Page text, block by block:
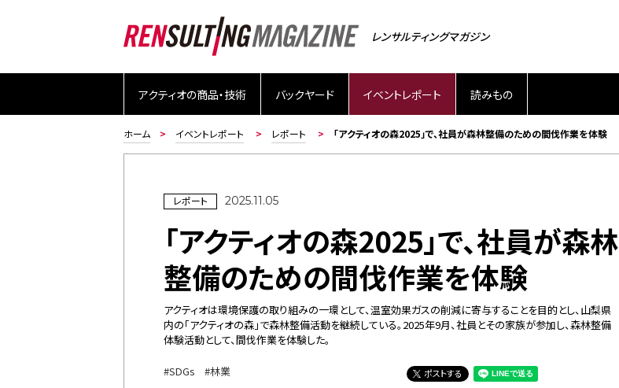
レンサルティングマガジン
アクティオの商品・技術 バックヤード イベントレポート 読みもの
ホーム イベントレポート レポート 「アクティオの森2025」で、社員が森林整備のための間伐作業を体験
レポート 2025.11.05
「アクティオの森2025」で、社員が森林
整備のための間伐作業を体験
アクティオは環境保護の取り組みの一環として、温室効果ガスの削減に寄与することを目的とし、山梨県
内の「アクティオの森」で森林整備活動を継続している。2025年9月、社員とその家族が参加し、森林整備
体験活動として、間伐作業を体験した。
SDGs 林業 ポストする